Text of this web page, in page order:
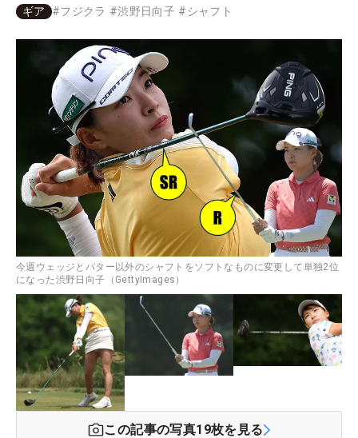
ギア #フジクラ #渋野日向子 # シャフト
今週ウェッジとパター以外のシャフトをソフトなものに変更して単独2位
になった渋野日向子（GettyImages）
この記事の写真19枚を見る